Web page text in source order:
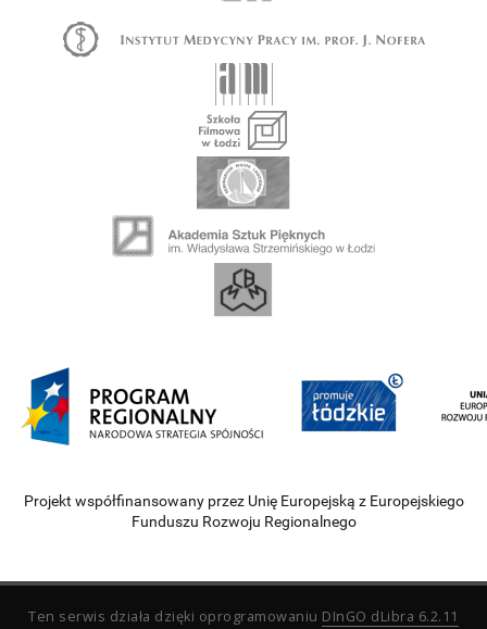
Projekt współfinansowany przez Unię Europejską z Europejskiego
Funduszu Rozwoju Regionalnego
Ten serwis działa dzięki oprogramowaniu DInGO dLibra 6.2.11